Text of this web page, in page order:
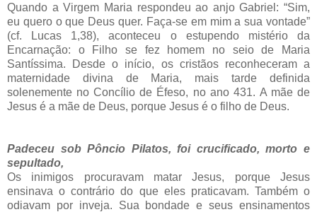
Quando a Virgem Maria respondeu ao anjo Gabriel: “Sim,
eu quero o que Deus quer. Faça-se em mim a sua vontade”
(cf. Lucas 1,38), aconteceu o estupendo mistério da
Encarnação: o Filho se fez homem no seio de Maria
Santíssima. Desde o início, os cristãos reconheceram a
maternidade divina de Maria, mais tarde definida
solenemente no Concílio de Éfeso, no ano 431. A mãe de
Jesus é a mãe de Deus, porque Jesus é o filho de Deus.
Padeceu sob Pôncio Pilatos, foi crucificado, morto e
sepultado,
Os inimigos procuravam matar Jesus, porque Jesus
ensinava o contrário do que eles praticavam. Também o
odiavam por inveja. Sua bondade e seus ensinamentos